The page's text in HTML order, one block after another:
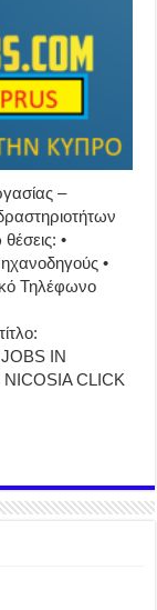
–
•
•
Τηλέφωνο
IN
CLICK